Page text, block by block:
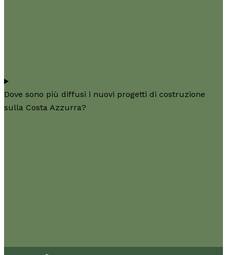
Dove sono più diffusi i nuovi progetti di costruzione
sulla Costa Azzurra?